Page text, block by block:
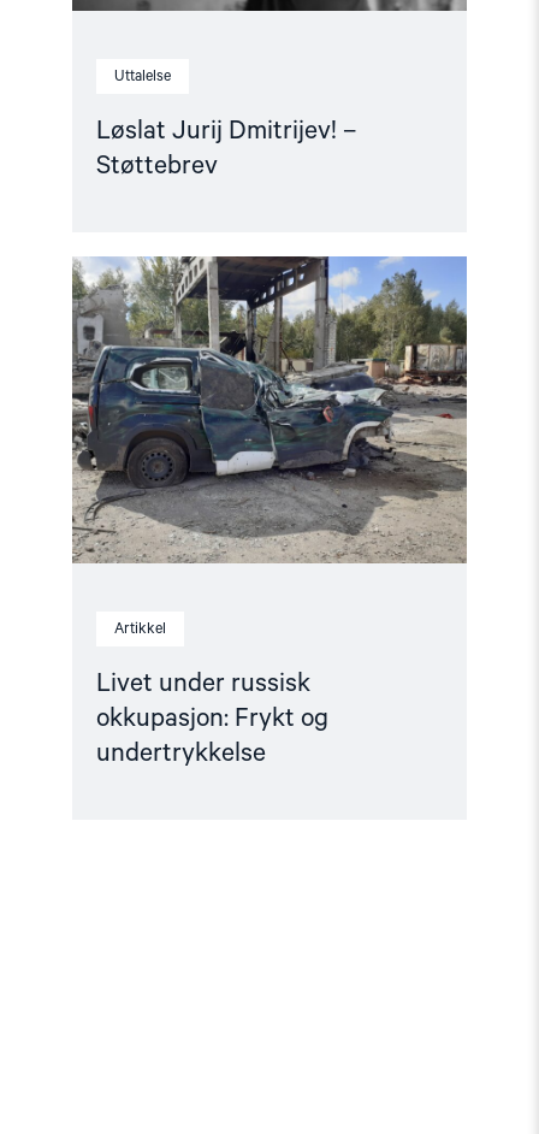
Uttalelse
Løslat Jurij Dmitrijev! –
Støttebrev
Artikkel
Livet under russisk
okkupasjon: Frykt og
undertrykkelse
Read
article
"Livet
under
russisk
okkupasjon:
Frykt
og
undertrykkelse"